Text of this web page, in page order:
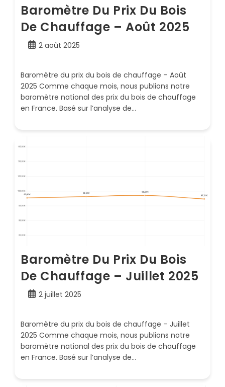
Baromètre Du Prix Du Bois
De Chauffage – Août 2025
Publication
2 août 2025
Baromètre du prix du bois de chauffage – Août
2025 Comme chaque mois, nous publions notre
baromètre national des prix du bois de chauffage
en France. Basé sur l’analyse de…
Baromètre Du Prix Du Bois
De Chauffage – Juillet 2025
Publication
2 juillet 2025
Baromètre du prix du bois de chauffage – Juillet
2025 Comme chaque mois, nous publions notre
baromètre national des prix du bois de chauffage
en France. Basé sur l’analyse de…